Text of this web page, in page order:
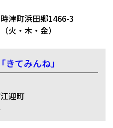
津町浜田郷1466-3
（火・木・金）
てみんね」
迎町